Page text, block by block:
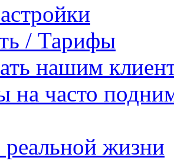
/ Тарифы
нашим
на часто
жизни